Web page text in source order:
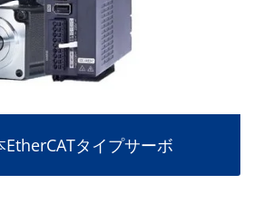
EtherCATタイプサーボ